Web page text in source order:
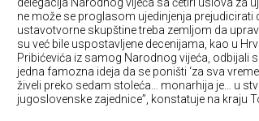
delegacija Narodnog vijeća sa četiri uslova za
ne može se proglasom ujedinjenja prejudicirati
ustavotvorne skupštine treba zemljom da
su već bile uspostavljene decenijama, kao u
Pribićevića iz samog Narodnog vijeća, odbijali
jedna famozna ideja da se poništi ‘za sva
živeli preko sedam stoleća… monarhija je… u
jugoslovenske zajednice”, konstatuje na kraju